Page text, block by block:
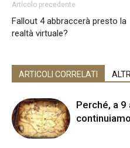
Articolo precedente
Fallout 4 abbraccerà presto la
realtà virtuale?
ARTICOLI CORRELATI
Perché, a 9